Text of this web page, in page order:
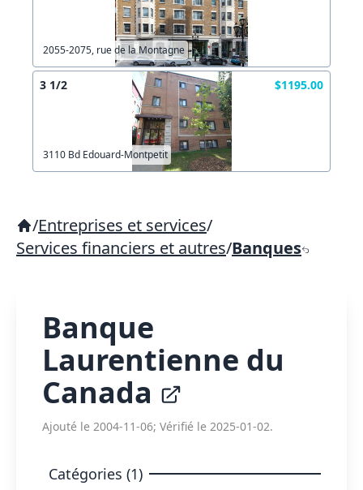
2055-2075, rue de la Montagne
3 1/2 $1195.00
3110 Bd Edouard-Montpetit
/Entreprises et services/
Services financiers et autres/Banques
Banque
Laurentienne du
Canada
Ajouté le 2004-11-06; Vérifié le 2025-01-02.
Catégories (1)